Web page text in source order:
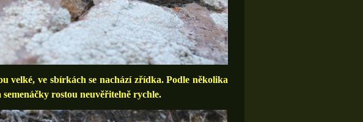
velké, ve sbírkách se nachází zřídka. Podle několika
rostou neuvěřitelně rychle.